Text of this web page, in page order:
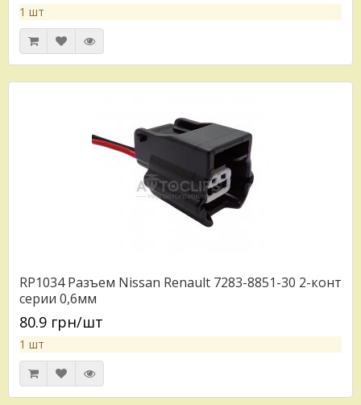
1 шт
RP1034 Разъем Nissan Renault 7283-8851-30 2-конт
серии 0,6мм
80.9 грн/шт
1 шт